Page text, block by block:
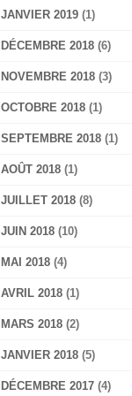
JANVIER 2019 (1)
DÉCEMBRE 2018 (6)
NOVEMBRE 2018 (3)
OCTOBRE 2018 (1)
SEPTEMBRE 2018 (1)
AOÛT 2018 (1)
JUILLET 2018 (8)
JUIN 2018 (10)
MAI 2018 (4)
AVRIL 2018 (1)
MARS 2018 (2)
JANVIER 2018 (5)
DÉCEMBRE 2017 (4)